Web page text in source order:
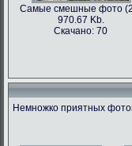
Самые смешные фото
970.67 Kb.
Скачано: 70
Немножко приятных